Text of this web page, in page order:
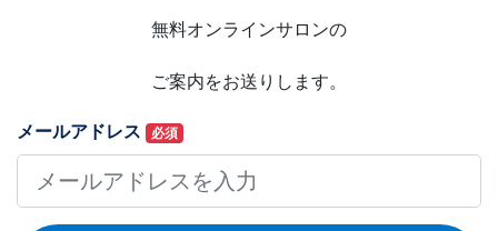
無料オンラインサロンの
ご案内をお送りします。
メールアドレス 必須